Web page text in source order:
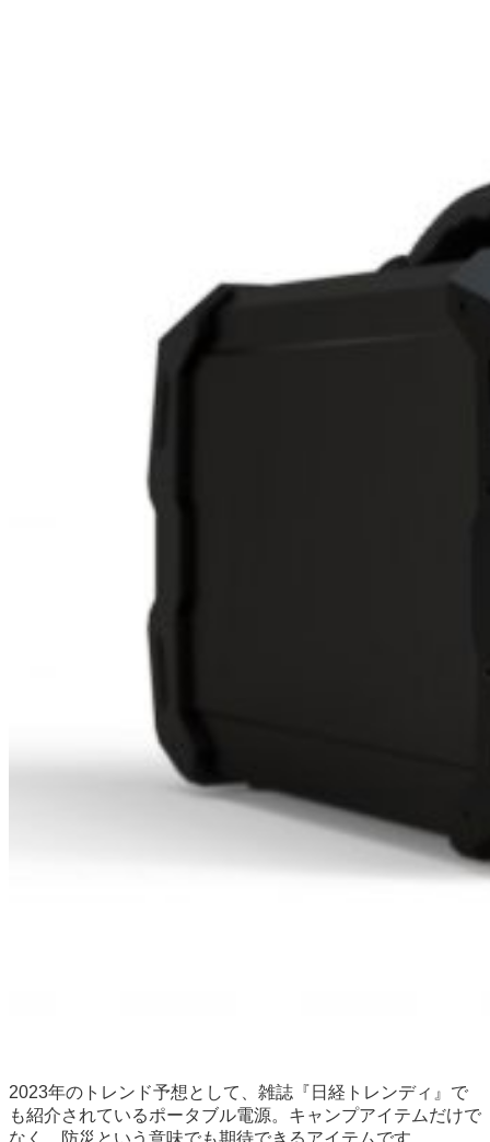
2023年のトレンド予想として、雑誌『日経トレンディ』で
も紹介されているポータブル電源。キャンプアイテムだけで
なく、防災という意味でも期待できるアイテムです。